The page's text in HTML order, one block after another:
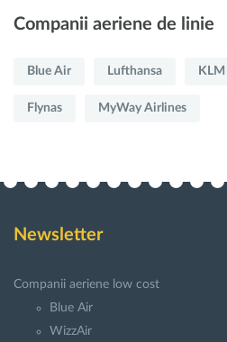
Companii aeriene de linie
Blue Air Lufthansa KLM
Flynas MyWay Airlines
Newsletter
Companii aeriene low cost
Blue Air
WizzAir